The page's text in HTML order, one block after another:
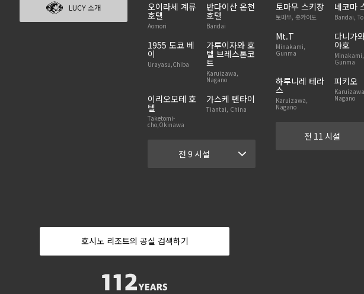
LUCY 소개 오이라세 계류
호텔
Aomori
반다이산 온천
호텔
Bandai
1955 도쿄 베
이
Urayasu,Chiba
가루이자와 호
텔 브레스톤코
트
Karuizawa,
Nagano
이리오모테 호
텔
Taketomi-
cho,Okinawa
가스케 톈타이
Tiantai, China
전 9 시설
토마무 스키장
토마무, 홋카이도
네코마
Bandai,
Mt.T
Minakami,
Gunma
다니가
야호
Minakami,
Gunma
하루니레 테라
스
Karuizawa,
Nagano
피키오
Nagano
전 11 시설
호시노 리조트의 공실 검색하기